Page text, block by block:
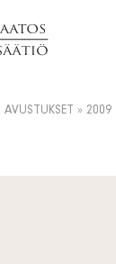
Logot
Yhteystiedot
Tutki avustuksia
Uutiset
Tilaa uutiskirje
FI » 2009